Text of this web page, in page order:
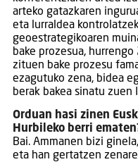
arteko gatazkaren
eta lurraldea
geoestrategikoaren
bake prozesua,
zituen bake prozesu
ezagutuko zena, bidea
berak bakea sinatu zuen
Orduan hasi zinen
Hurbileko berri
Bai. Ammanen bizi
eta han gertatzen